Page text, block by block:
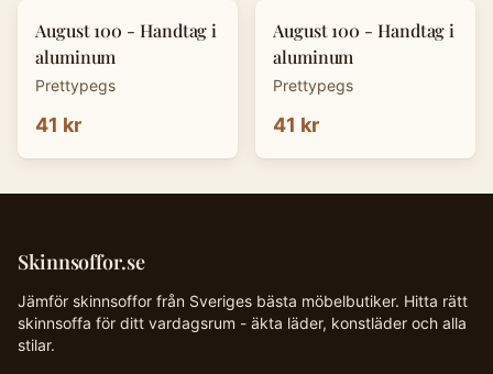
August 100 - Handtag i
aluminum
Prettypegs
41 kr
August 100 - Handtag i
aluminum
Prettypegs
41 kr
Skinnsoffor.se
Jämför skinnsoffor från Sveriges bästa möbelbutiker. Hitta rätt
skinnsoffa för ditt vardagsrum - äkta läder, konstläder och alla
stilar.